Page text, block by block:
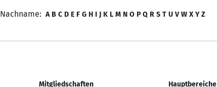
Nachname: A B C D E F G H I J K L M N O P Q R S T U V W X Y Z
Mitgliedschaften Hauptbereiche